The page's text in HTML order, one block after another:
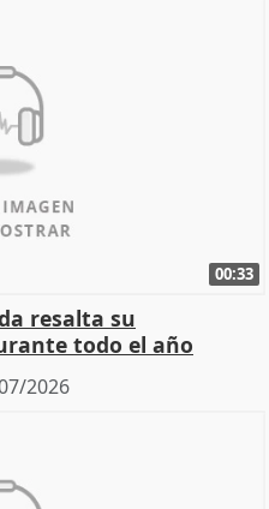
00:33
resalta su
todo el año
2026